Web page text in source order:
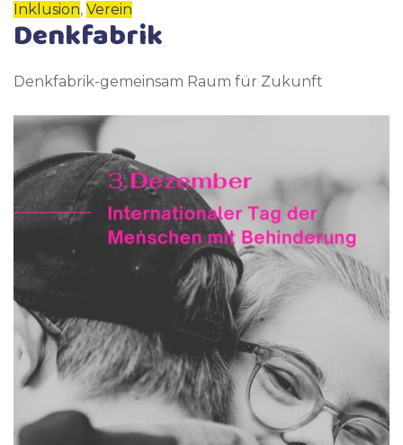
Inklusion, Verein
Denkfabrik
Denkfabrik-gemeinsam Raum für Zukunft